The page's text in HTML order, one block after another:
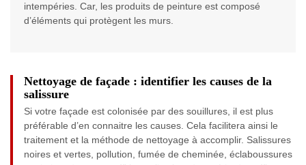
intempéries. Car, les produits de peinture est composé
d’éléments qui protègent les murs.
Nettoyage de façade : identifier les causes de la
salissure
Si votre façade est colonisée par des souillures, il est plus
préférable d’en connaitre les causes. Cela facilitera ainsi le
traitement et la méthode de nettoyage à accomplir. Salissures
noires et vertes, pollution, fumée de cheminée, éclaboussures